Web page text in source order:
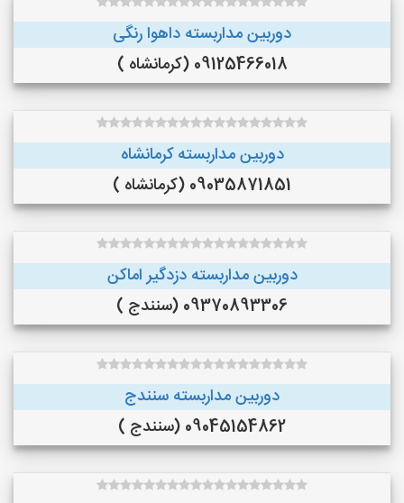
دوربین مداربسته داهوا رنگی
09125466018 (کرمانشاه )
دوربین مداربسته کرمانشاه
09035871851 (کرمانشاه )
دوربین مداربسته دزدگیر اماکن
09370893306 (سنندج )
دوربین مداربسته سنندج
09045154862 (سنندج )